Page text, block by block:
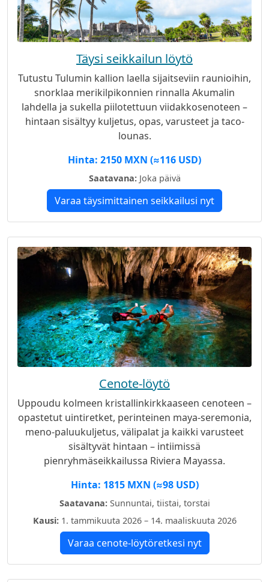
Täysi seikkailun löytö
Tutustu Tulumin kallion laella sijaitseviin raunioihin,
snorklaa merikilpikonnien rinnalla Akumalin
lahdella ja sukella piilotettuun viidakkosenoteen –
hintaan sisältyy kuljetus, opas, varusteet ja taco-
lounas.
Hinta: 2150 MXN (≈116 USD)
Saatavana:Joka päivä
Varaa täysimittainen seikkailusi nyt
Cenote-löytö
Uppoudu kolmeen kristallinkirkkaaseen cenoteen –
opastetut uintiretket, perinteinen maya-seremonia,
meno-paluukuljetus, välipalat ja kaikki varusteet
sisältyvät hintaan – intiimissä
pienryhmäseikkailussa Riviera Mayassa.
Hinta: 1815 MXN (≈98 USD)
Saatavana:Sunnuntai, tiistai, torstai
Kausi:1. tammikuuta 2026 – 14. maaliskuuta 2026
Varaa cenote-löytöretkesi nyt